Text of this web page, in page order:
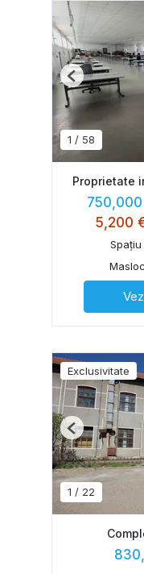
1 / 58
Previous
Proprietate
5,200
Masloc
Exclusivitate
1 / 22
Previous